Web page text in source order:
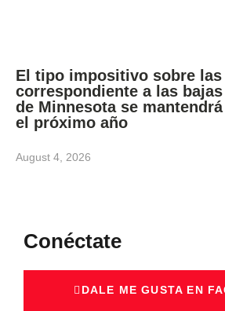
El tipo impositivo sobre
correspondiente a las
de Minnesota se
el próximo año
August 4, 2026
Conéctate
DALE ME GUSTA EN